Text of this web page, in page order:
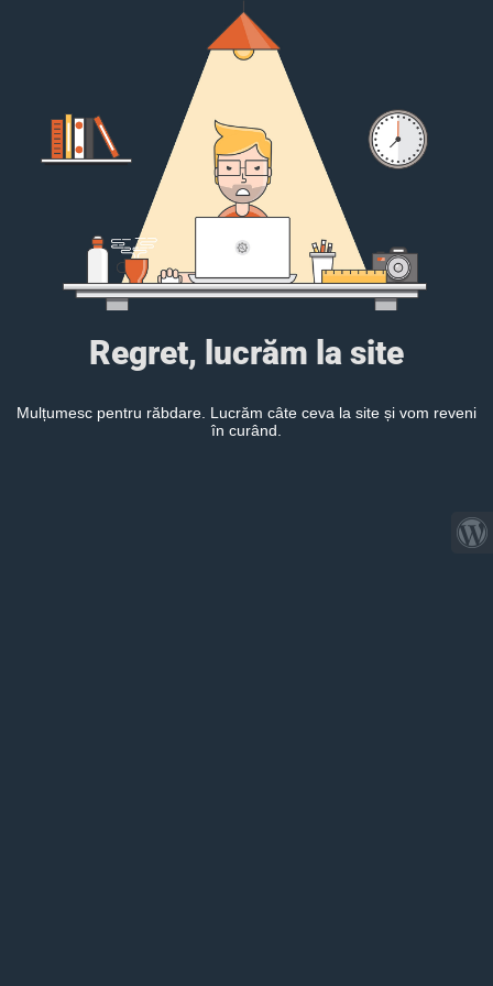
Regret, lucrăm la site
Mulțumesc pentru răbdare. Lucrăm câte ceva la site și vom reveni
în curând.